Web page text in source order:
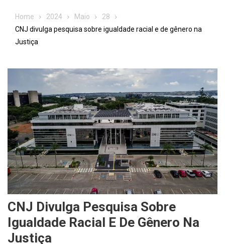
Home 2024 Maio
28
CNJ divulga pesquisa sobre igualdade racial e de gênero na
Justiça
CNJ Divulga Pesquisa Sobre
Igualdade Racial E De Gênero Na
Justiça